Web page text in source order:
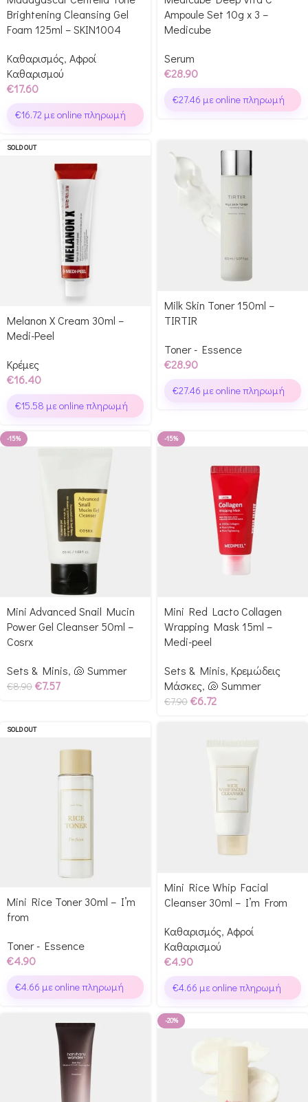
Brightening Cleansing Gel
Foam 125ml – SKIN1004
Καθαρισμός, Αφροί
Καθαρισμού
€17.60
€16.72 με online πληρωμή
Ampoule Set 10g x 3 –
Medicube
Serum
€28.90
€27.46 με online πληρωμή
SOLD OUT
Melanon X Cream 30ml –
Medi-Peel
Κρέμες
€16.40
€15.58 με online πληρωμή
Milk Skin Toner 150ml –
TIRTIR
Toner - Essence
€28.90
€27.46 με online πληρωμή
-15%
Mini Advanced Snail Mucin
Power Gel Cleanser 50ml –
Cosrx
Sets & Minis, 🐚 Summer
€8.90 €7.57
-15%
Mini Red Lacto Collagen
Wrapping Mask 15ml –
Medi-peel
Sets & Minis, Κρεμώδεις
Μάσκες, 🐚 Summer
€7.90 €6.72
SOLD OUT
Mini Rice Toner 30ml – I’m
from
Toner - Essence
€4.90
€4.66 με online πληρωμή
Mini Rice Whip Facial
Cleanser 30ml – I’m From
Καθαρισμός, Αφροί
Καθαρισμού
€4.90
€4.66 με online πληρωμή
-20%